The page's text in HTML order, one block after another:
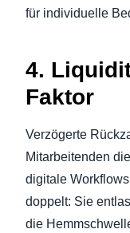
für individuelle
4.
Faktor
Verzögerte
Mitarbeitenden
digitale
doppelt: Sie
die